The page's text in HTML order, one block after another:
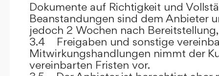
Dokumente auf Richtigkeit und
Beanstandungen sind dem Anbieter
jedoch 2 Wochen nach
3.4 Freigaben und sonstige
Mitwirkungshandlungen nimmt der
vereinbarten Fristen vor.